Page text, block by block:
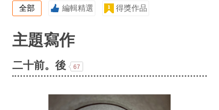
全部
編輯精選 得獎作品
主題寫作
二十前。後 67